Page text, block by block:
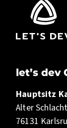
let’s dev
Hauptsitz
Alter
76131